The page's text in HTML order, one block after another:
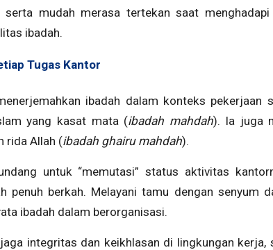
mudah merasa tertekan saat menghadapi
ibadah.
Tugas Kantor
ibadah dalam konteks pekerjaan
yang kasat mata (ibadah mahdah). Ia juga
rida Allah (ibadah ghairu mahdah).
untuk “memutasi” status aktivitas
penuh berkah. Melayani tamu dengan senyum
ibadah dalam berorganisasi.
integritas dan keikhlasan di lingkungan kerja,